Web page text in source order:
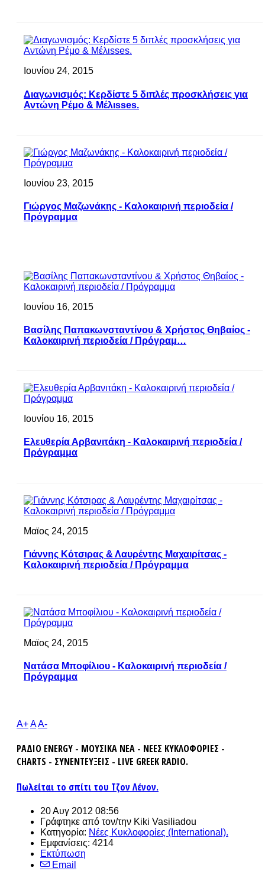
Ιουνίου 24, 2015
Διαγωνισμός: Κερδίστε 5 διπλές προσκλήσεις για
Αντώνη Ρέμο & Μέλιsses.
Ιουνίου 23, 2015
Γιώργος Μαζωνάκης - Καλοκαιρινή περιοδεία /
Πρόγραμμα
Ιουνίου 16, 2015
Βασίλης Παπακωνσταντίνου & Χρήστος Θηβαίος -
Καλοκαιρινή περιοδεία / Πρόγραμ…
Ιουνίου 16, 2015
Ελευθερία Αρβανιτάκη - Καλοκαιρινή περιοδεία /
Πρόγραμμα
Μαϊος 24, 2015
Γιάννης Κότσιρας & Λαυρέντης Μαχαιρίτσας -
Καλοκαιρινή περιοδεία / Πρόγραμμα
Μαϊος 24, 2015
Νατάσα Μποφίλιου - Καλοκαιρινή περιοδεία /
Πρόγραμμα
A+AA-
ΡΑΔΙΟ ENERGY - ΜΟΥΣΙΚΑ ΝΕΑ - ΝΕΕΣ ΚΥΚΛΟΦΟΡΙΕΣ -
CHARTS - ΣΥΝΕΝΤΕΥΞΕΙΣ - LIVE GREEK RADIO.
Πωλείται το σπίτι του Τζον Λένον.
20 Αυγ 2012 08:56
Γράφτηκε από τον/την Kiki Vasiliadou
Κατηγορία: Νέες Κυκλοφορίες (International).
Εμφανίσεις: 4214
Εκτύπωση
Email